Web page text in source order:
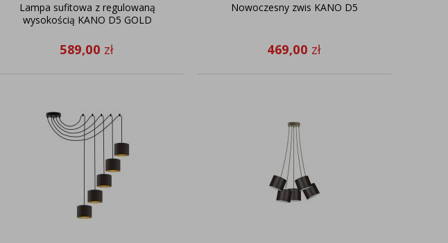
Lampa sufitowa z regulowaną
wysokością KANO D5 GOLD
589,00 zł
Nowoczesny zwis KANO D5
469,00 zł